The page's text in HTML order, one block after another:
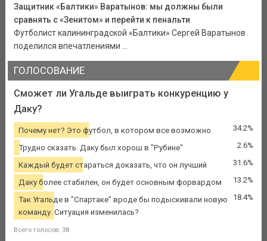
Защитник «Балтики» Варатынов: мы должны были
сравнять с «Зенитом» и перейти к пенальти
Футболист калининградской «Балтики» Сергей Варатынов
поделился впечатлениями ...
ГОЛОСОВАНИЕ
Сможет ли Угальде выиграть конкуренцию у
Даку?
Почему нет? Это футбол, в котором все возможно 34.2%
Трудно сказать. Даку был хорош в "Рубине" 2.6%
Каждый будет стараться доказать, что он лучший 31.6%
Даку более стабилен, он будет основным форвардом 13.2%
Так Угальде в "Спартаке" вроде бы подыскивали новую
команду. Ситуация изменилась?
18.4%
Всего голосов: 38